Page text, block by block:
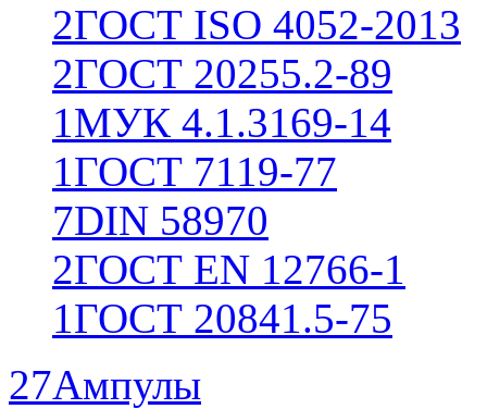
2ГОСТ ISO 4052-2013
2ГОСТ 20255.2-89
1МУК 4.1.3169-14
1ГОСТ 7119-77
7DIN 58970
2ГОСТ EN 12766-1
1ГОСТ 20841.5-75
27Ампулы